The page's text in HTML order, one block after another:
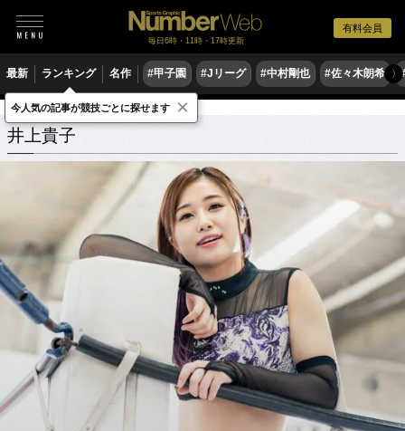
有料会員
毎日6時・11時・17時更新
最新 ランキング 名作 #甲子園 #Jリーグ #中村剛也 #佐々木朗希 〉
井上貴子 関連記事
井上貴子
今人気の記事が競技ごとに探せます ×